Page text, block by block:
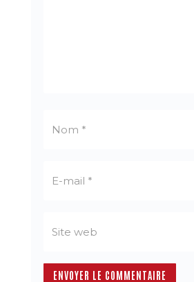
ENVOYER LE COMMENTAIRE